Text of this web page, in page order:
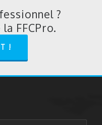
?
FFCPro.
!